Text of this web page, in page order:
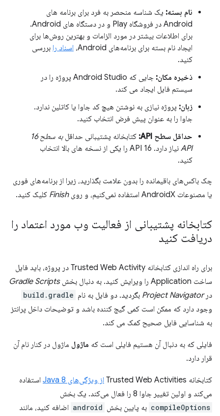
نام بسته: یک شناسه منحصر به فرد برای برنامه های
Android در فروشگاه Play و در دستگاه های Android.
برای اطلاعات بیشتر در مورد الزامات و بهترین روش‌ها برای
ایجاد نام بسته برای برنامه‌های Android،
اسناد را بررسی
کنید.
ذخیره مکان:
جایی که Android Studio پروژه را در
سیستم فایل ایجاد می کند.
زبان: پروژه نیازی به نوشتن هیچ کد جاوا یا کاتلین ندارد.
جاوا را به عنوان پیش فرض انتخاب کنید.
حداقل سطح API:
کتابخانه پشتیبانی حداقل
به سطح 16
API
نیاز دارد. API 16 را یکی از نسخه های بالا انتخاب
کنید.
چک باکس‌های باقیمانده را بدون علامت بگذارید، زیرا از برنامه‌های فوری
یا مصنوعات AndroidX استفاده نمی‌کنیم، و روی
Finish کلیک کنید.
کتابخانه پشتیبانی از فعالیت وب مورد اعتماد را
دریافت کنید
برای راه اندازی کتابخانه Trusted Web Activity در پروژه، باید فایل
ساخت Application را ویرایش کنید. به دنبال بخش
Gradle Scripts
درProject Navigator بگردید. دو فایل به نام build.gradle
وجود دارد که ممکن است کمی گیج کننده باشد و توضیحات داخل پرانتز
به شناسایی فایل صحیح کمک می کند.
فایلی که به دنبال آن هستیم فایلی است که ماژول ماژول در کنار نام آن
قرار دارد.
کتابخانه Trusted Web Activities از ویژگی‌های Java 8
استفاده
می‌کند و اولین تغییر جاوا 8 را فعال می‌کند. یک بخش
compileOptions به پایین بخش android اضافه کنید، مانند